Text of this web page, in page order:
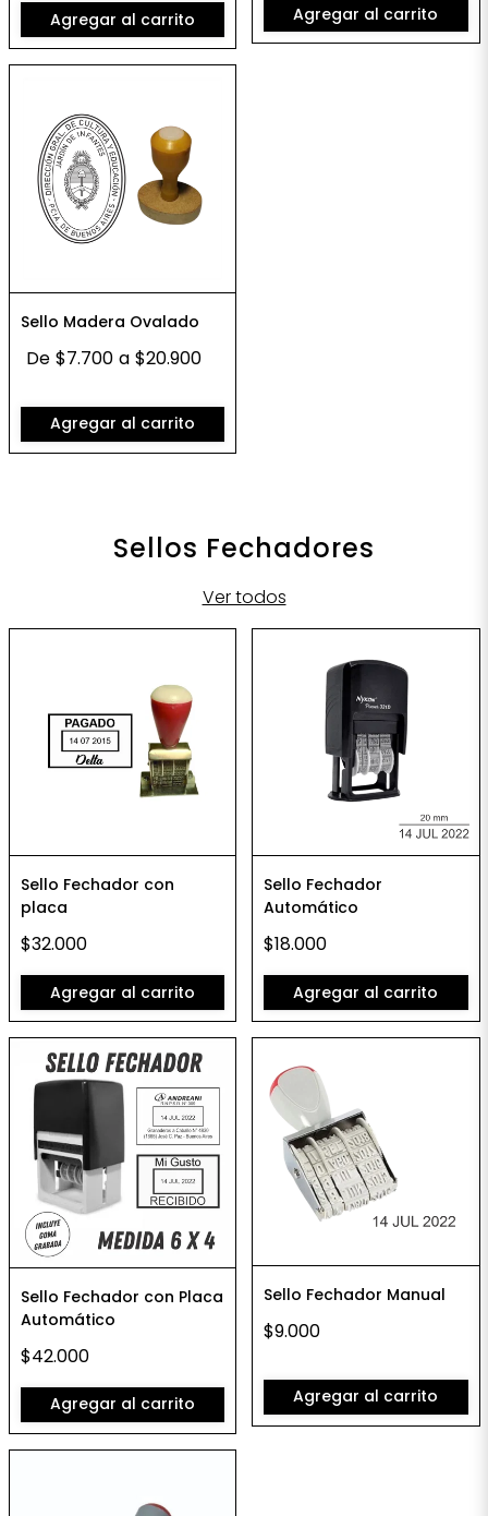
Agregar al carrito Agregar al carrito
Sello Madera Ovalado
De $7.700 a $20.900
Agregar al carrito
Sellos Fechadores
Ver todos
Sello Fechador con
placa
$32.000
Agregar al carrito
Sello Fechador
Automático
$18.000
Agregar al carrito
Sello Fechador con Placa
Automático
$42.000
Agregar al carrito
Sello Fechador Manual
$9.000
Agregar al carrito